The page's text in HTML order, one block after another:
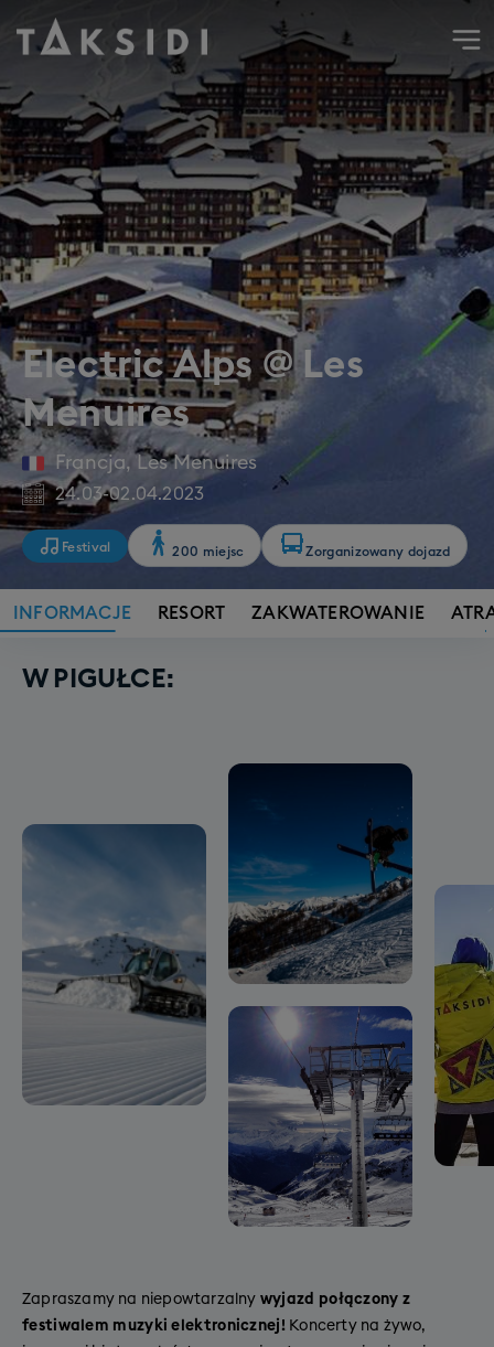
Electric Alps @ Les
Menuires
Francja, Les Menuires
24.03-02.04.2023
Festival 200 miejsc Zorganizowany dojazd
INFORMACJE RESORT ZAKWATEROWANIE
W PIGUŁCE:
Zapraszamy na niepowtarzalny wyjazd połączony z
festiwalem muzyki elektronicznej!Koncerty na żywo,